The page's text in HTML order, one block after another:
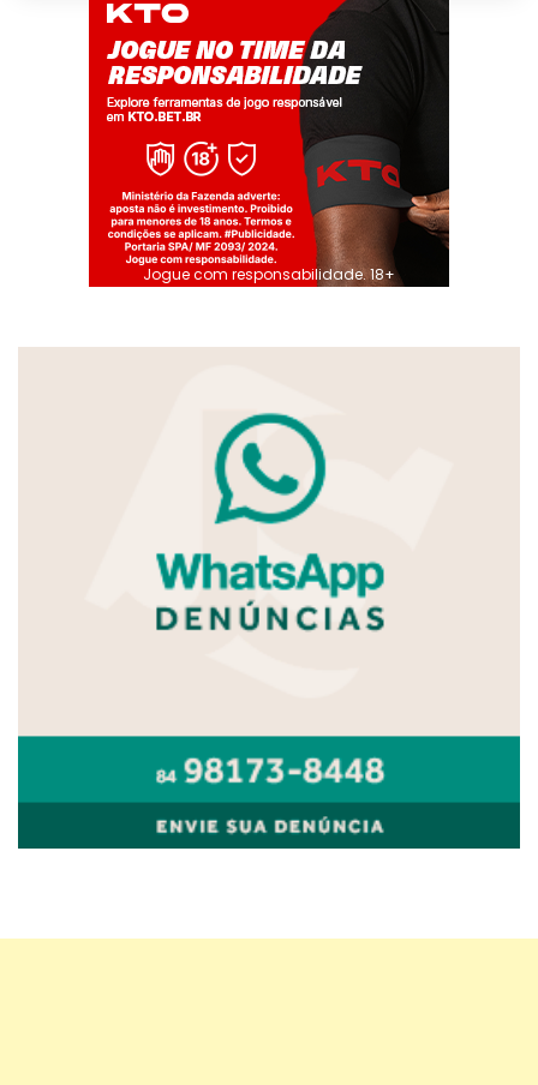
Jogue com responsabilidade. 18+